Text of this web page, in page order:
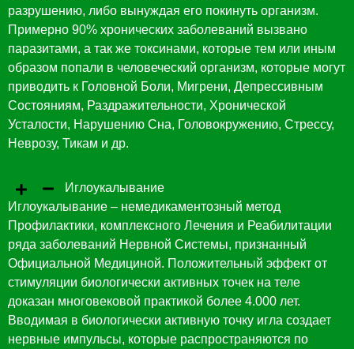
разрушению, либо вынуждая его покинуть организм.
Примерно 90% хронических заболеваний вызвано
паразитами, а так же токсинами, которые тем или иным
образом попали в человеческий организм, которые могут
приводить к Головной Боли, Мигрени, Депрессивным
Состояниям, Раздражительности, Хронической
Усталости, Нарушению Сна, Головокружению, Стрессу,
Неврозу, Тикам и др.
Иглоукалывание
Иглоукалывание – немедикаментозный метод
Профилактики, комплексного Лечения и Реабилитации
ряда заболеваний Нервной Системы, признанный
Официальной Медициной. Положительный эффект от
стимуляции биологически активных точек на теле
доказан многовековой практикой более 4.000 лет.
Вводимая в биологически активную точку игла создает
нервные импульсы, которые распространяются по